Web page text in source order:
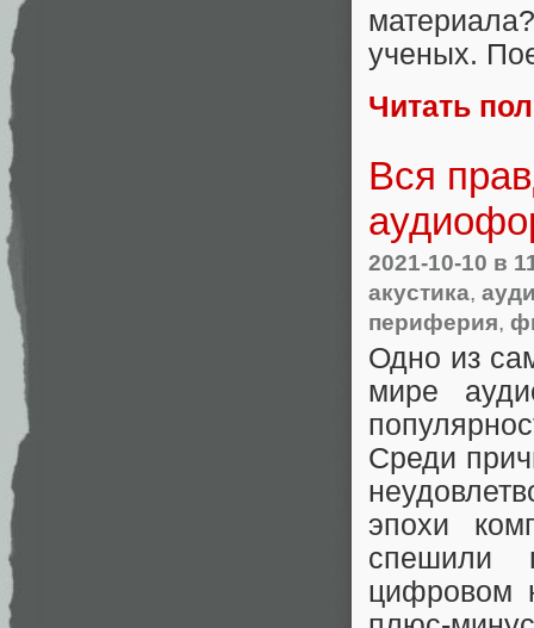
ученых.
Читать
Вся
2021-10-10 в
акустика,
периферия,
Одно из
мире
Среди
эпохи
спешили
цифровом